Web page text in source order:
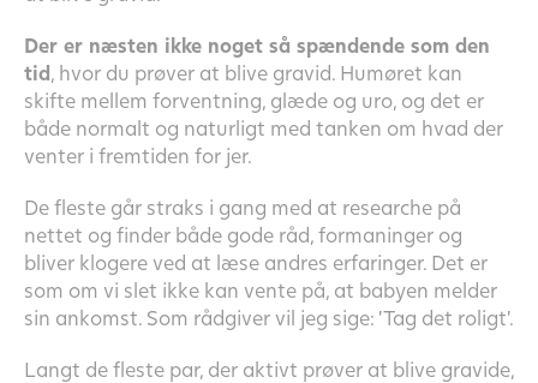
Der er næsten ikke noget så spændende som den
tid, hvor du prøver at blive gravid. Humøret kan
skifte mellem forventning, glæde og uro, og det er
både normalt og naturligt med tanken om hvad der
venter i fremtiden for jer.
De fleste går straks i gang med at researche på
nettet og finder både gode råd, formaninger og
bliver klogere ved at læse andres erfaringer. Det er
som om vi slet ikke kan vente på, at babyen melder
sin ankomst. Som rådgiver vil jeg sige: ’Tag det roligt’.
Langt de fleste par, der aktivt prøver at blive gravide,